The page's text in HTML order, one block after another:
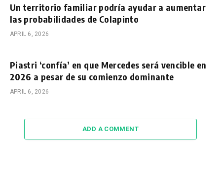
Un territorio familiar podría ayudar a aumentar
las probabilidades de Colapinto
APRIL 6, 2026
Piastri ‘confía’ en que Mercedes será vencible en
2026 a pesar de su comienzo dominante
APRIL 6, 2026
ADD A COMMENT